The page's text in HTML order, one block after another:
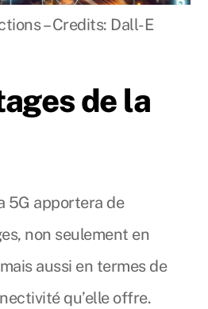
– Credits: Dall-E
de la
5G apportera de
non seulement en
aussi en termes de
qu’elle offre.